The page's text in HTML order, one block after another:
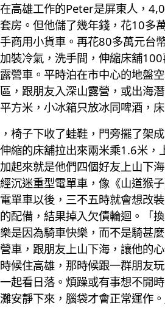
在高雄工作的Peter是屏東人，
套房。但他儲了幾年錢，花10多
手商用小貨車。再花80多萬元台
加裝冷氣，洗手間，伸縮床舖
露營車。平時泊在市中心的地盤
區，跟朋友入深山露營，或出海
平方米，小冰箱只放冰同啤酒，
，椅子下收了蛙鞋，門旁擺了架
伸縮的床舖拉出來兩米乘1.6米，
加起來就是他們四個好友上山下
經沉迷重型電單車，像《山道猴
電單車以後，三不五時就會想改
的配備，結果掉入欠債輪迴。「
樂是因為騎車快樂，而不是騎甚
營車，跟朋友上山下海，讓他的
時候住高雄，那時候跟一群朋友
一起看日落。煩躁或有事想不開
灘安靜下來，腦袋才會正常運作。